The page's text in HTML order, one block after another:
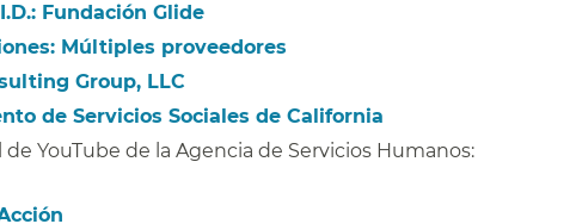
Fundación Glide​​
Múltiples proveedores​​
Group, LLC​​
de Servicios Sociales de California​​
YouTube de la Agencia de Servicios Humanos: